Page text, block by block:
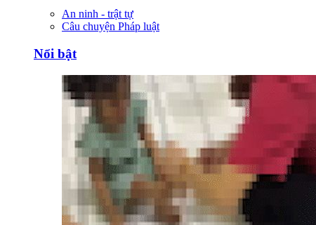
An ninh - trật tự
Câu chuyện Pháp luật
Nổi bật